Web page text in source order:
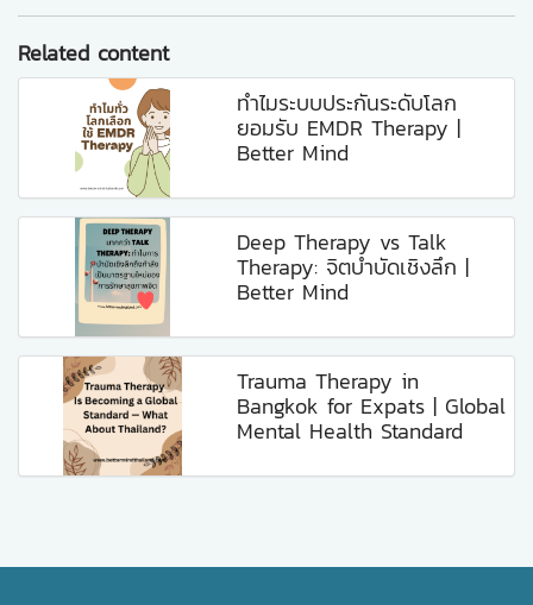
Related content
ทำไมระบบประกันระดับโลก
ยอมรับ EMDR Therapy |
Better Mind
Deep Therapy vs Talk
Therapy: จิตบำบัดเชิงลึก |
Better Mind
Trauma Therapy in
Bangkok for Expats | Global
Mental Health Standard